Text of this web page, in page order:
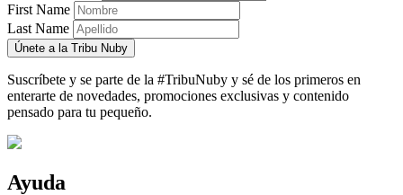
First Name
Last Name
Suscríbete y se parte de la #TribuNuby y sé de los primeros en
enterarte de novedades, promociones exclusivas y contenido
pensado para tu pequeño.
Ayuda